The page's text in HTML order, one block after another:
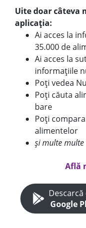
Uite doar câteva
aplicația:
Ai acces la
35.000 de
Ai acces la
informațiile
Poți vedea
Poți căuta
bare
Poți
alimentelor
și multe multe
Află
Descarcă
Google